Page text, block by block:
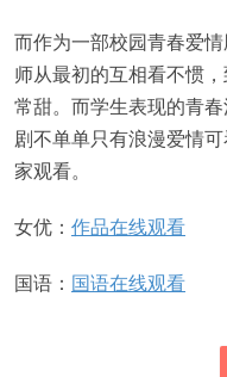
而作为一部校园青春爱
师从最初的互相看不惯
常甜。而学生表现的青
剧不单单只有浪漫爱情
家观看。
女优： 作品在线观看
国语： 国语在线观看